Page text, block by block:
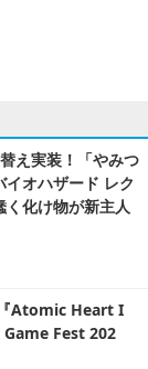
え実装！「やみつ
オハザード レク
化け物が新主人
『Atomic Heart I
Fest 202